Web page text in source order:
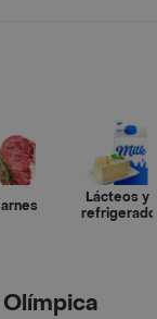
Lácteos y
refrigerados